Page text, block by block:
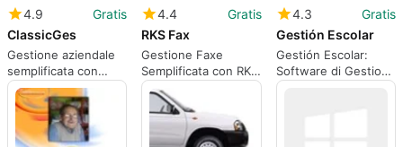
4.9
Gratis
ClassicGes
Gestione aziendale
semplificata con
ClassicGes
4.4
Gratis
RKS Fax
Gestione Faxe
Semplificata con RKS
Fax
4.3
Gratis
Gestión Escolar
Gestión Escolar:
Software di Gestione
Scolastica